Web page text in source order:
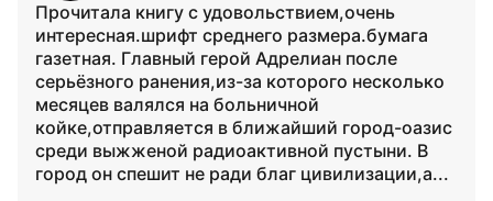
Прочитала книгу с удовольствием,очень
интересная.шрифт среднего размера.бумага
газетная. Главный герой Адрелиан после
серьёзного ранения,из-за которого несколько
месяцев валялся на больничной
койке,отправляется в ближайший город-оазис
среди выжженой радиоактивной пустыни. В
город он спешит не ради благ цивилизации,а...